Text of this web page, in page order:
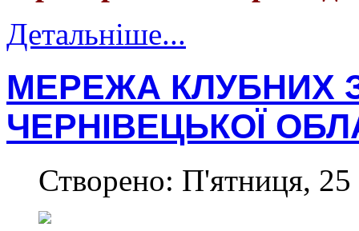
Детальніше...
МЕРЕЖА КЛУБНИХ
ЧЕРНІВЕЦЬКОЇ
Створено: П'ятниця,